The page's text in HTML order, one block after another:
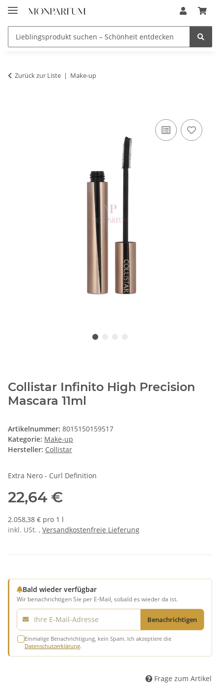
Zurück zur Liste Make-up
Collistar Infinito High Precision
Mascara 11ml
Artikelnummer: 8015150159517
Kategorie: Make-up
Hersteller: Collistar
Extra Nero - Curl Definition
22,64 €
2.058,38 € pro 1 l
inkl. USt. , Versandkostenfreie Lieferung
Bald wieder verfügbar
Wir benachrichtigen Sie per E-Mail, sobald es wieder da ist.
E-Mail
Benachrichtigen
Einmalige Benachrichtigung, kein Spam. Ich akzeptiere die
Datenschutzerklärung.
Frage zum Artikel